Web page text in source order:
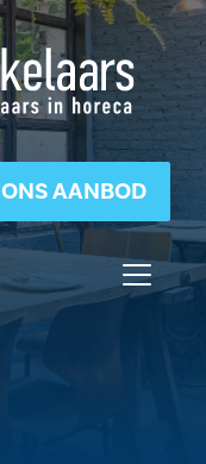
ONS AANBOD